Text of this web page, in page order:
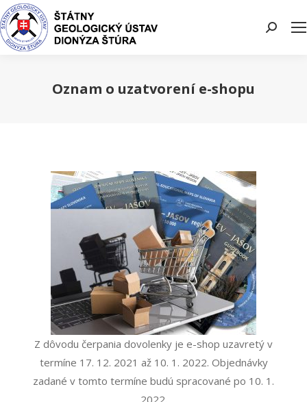
Search:
Oznam o uzatvorení e-shopu
Z dôvodu čerpania dovolenky je e-shop uzavretý v
termíne 17. 12. 2021 až 10. 1. 2022. Objednávky
zadané v tomto termíne budú spracované po 10. 1.
2022.